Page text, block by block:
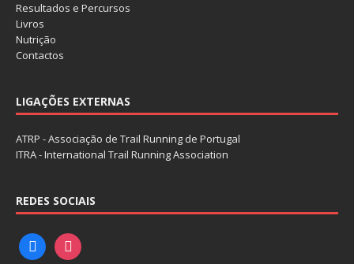
Resultados e Percursos
Livros
Nutrição
Contactos
LIGAÇÕES EXTERNAS
ATRP - Associação de Trail Running de Portugal
ITRA - International Trail Running Association
REDES SOCIAIS